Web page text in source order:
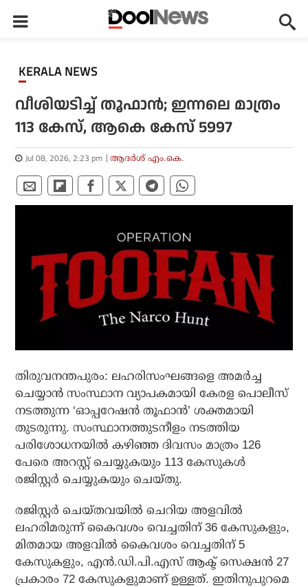
KERALA NEWS
വീശിയടിച്ച് തൂഫാന്‍; ഇന്നലെ മാത്രം
113 കേസ്, ആകെ കേസ് 5997
Jul 08, 2026, 2:23 pm ആദർശ് എം.കെ.
തിരുവനന്തപുരം: ലഹരിസംഘങ്ങളെ അമര്‍ച്ച
ചെയ്യാന്‍ സംസ്ഥാന വ്യാപകമായി കേരള പൊലീസ്
നടത്തുന്ന ‘ഓപ്പറേഷന്‍ തൂഫാന്‍’ ശക്തമായി
തുടരുന്നു. സംസ്ഥാനത്തുടനീളം നടത്തിയ
പരിശോധനയില്‍ കഴിഞ്ഞ ദിവസം മാത്രം 126
പേരെ അറസ്റ്റ് ചെയ്യുകയും 113 കേസുകള്‍
രജിസ്റ്റര്‍ ചെയ്യുകയും ചെയ്തു.
രജിസ്റ്റര്‍ ചെയ്തവയില്‍ ചെറിയ അളവില്‍
ലഹരിമരുന്ന് കൈവശം വെച്ചതിന് 36 കേസുകളും,
മിതമായ അളവില്‍ കൈവശം വെച്ചതിന് 5
കേസുകളും, എന്‍.ഡി.പി.എസ് ആക്ട് സെക്ഷന്‍ 27
പ്രകാരം 72 കേസുകളുമാണ് ഉള്ളത്. ഇതിനുപുറമെ